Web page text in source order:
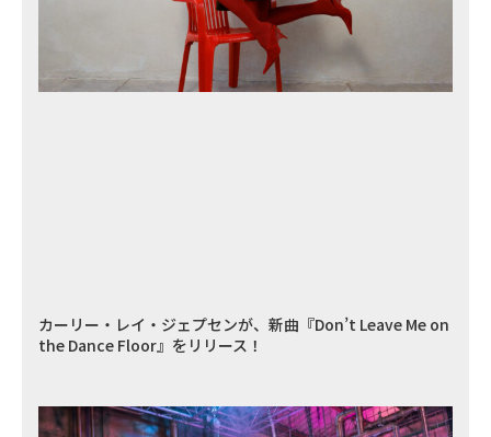
カーリー・レイ・ジェプセンが、新曲『Don’t Leave Me on
the Dance Floor』をリリース！